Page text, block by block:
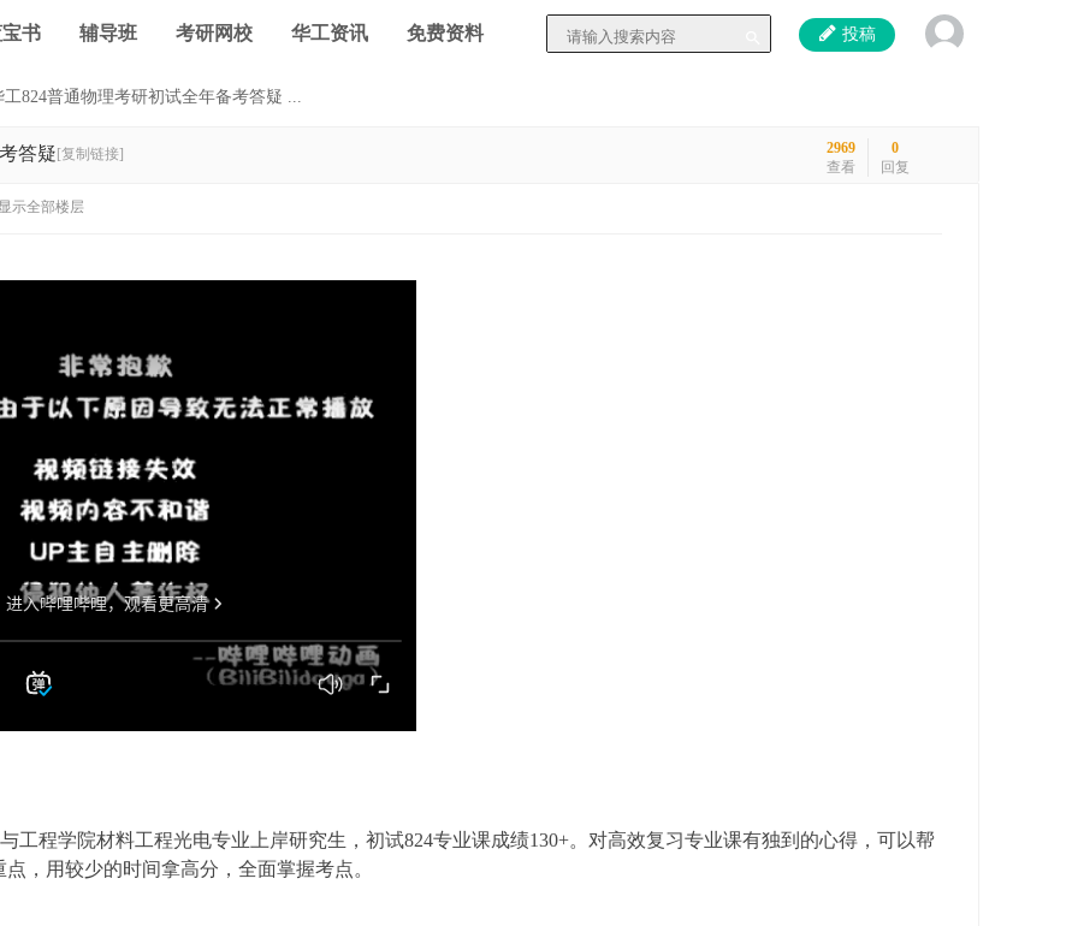
书 辅导班 考研网校 华工资讯 免费资料 投稿
工824普通物理考研初试全年备考答疑 ...
答疑
0
回复
2969
查看
[复制链接]
显示全部楼层
工程学院材料工程光电专业上岸研究生，初试824专业课成绩130+。对高效复习专业课有独到的心得，可以帮
，用较少的时间拿高分，全面掌握考点。